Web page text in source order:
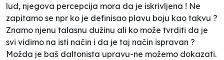
lud, njegova percepcija mora da je iskrivljena ! Ne
zapitamo se npr ko je definisao plavu boju kao takvu ?
Znamo njenu talasnu dužinu ali ko može tvrditi da je
svi vidimo na isti način i da je taj način ispravan ?
Možda je baš daltonista upravu-ne možemo dokazati.